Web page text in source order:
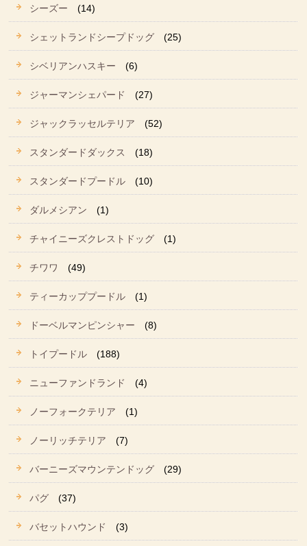
シーズー (14)
シェットランドシープドッグ (25)
シベリアンハスキー (6)
ジャーマンシェパード (27)
ジャックラッセルテリア (52)
スタンダードダックス (18)
スタンダードプードル (10)
ダルメシアン (1)
チャイニーズクレストドッグ (1)
チワワ (49)
ティーカッププードル (1)
ドーベルマンピンシャー (8)
トイプードル (188)
ニューファンドランド (4)
ノーフォークテリア (1)
ノーリッチテリア (7)
バーニーズマウンテンドッグ (29)
パグ (37)
バセットハウンド (3)